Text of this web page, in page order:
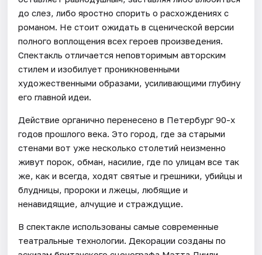
до слез, либо яростно спорить о расхождениях с
романом. Не стоит ожидать в сценической версии
полного воплощения всех героев произведения.
Спектакль отличается неповторимым авторским
стилем и изобилует проникновенными
художественными образами, усиливающими глубину
его главной идеи.
Действие органично перенесено в Петербург 90-х
годов прошлого века. Это город, где за старыми
стенами вот уже несколько столетий неизменно
живут порок, обман, насилие, где по улицам все так
же, как и всегда, ходят святые и грешники, убийцы и
блудницы, пророки и лжецы, любящие и
ненавидящие, алчущие и страждущие.
В спектакле использованы самые современные
театральные технологии. Декорации созданы по